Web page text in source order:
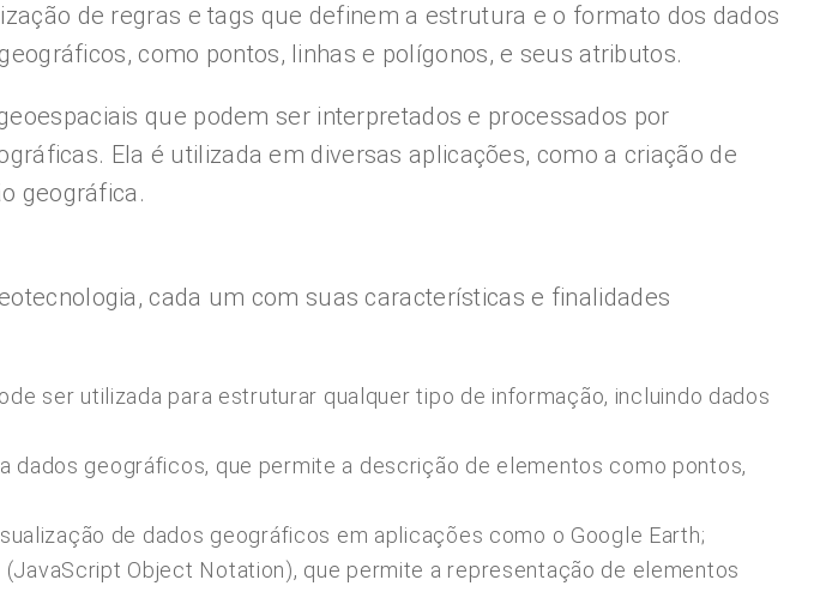
de regras e tags que definem a estrutura e o formato dos dados
como pontos, linhas e polígonos, e seus atributos.
que podem ser interpretados e processados por
Ela é utilizada em diversas aplicações, como a criação de
geográfica.
cada um com suas características e finalidades
ser utilizada para estruturar qualquer tipo de informação, incluindo dados
dados geográficos, que permite a descrição de elementos como pontos,
de dados geográficos em aplicações como o Google Earth;
Object Notation), que permite a representação de elementos